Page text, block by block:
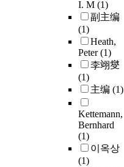
I. M (1)
副主编
(1)
Heath,
Peter(1)
李翊燮
(1)
主编 (1)
Kettemann,
Bernhard
(1)
이옥상
(1)